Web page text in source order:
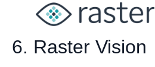
6. Raster Vision